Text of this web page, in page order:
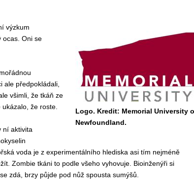
Logo. Kredit: Memorial University
Newfoundland.
výzkum
ocas. Oni se
ale předpokládali,
všimli, že tkáň ze
že roste.
ní aktivita
voda je z experimentálního hlediska asi tím nejméně
Zombie tkáni to podle všeho vyhovuje. Bioinženýři si
zdá, brzy půjde pod nůž spousta sumýšů.